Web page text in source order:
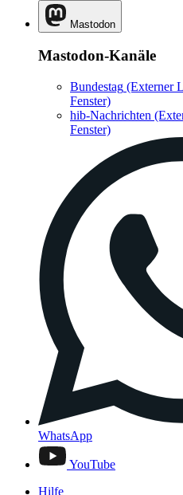
Mastodon
Mastodon-Kanäle
Bundestag (Externer
Fenster)
hib-Nachrichten
Fenster)
WhatsApp
YouTube
Hilfe